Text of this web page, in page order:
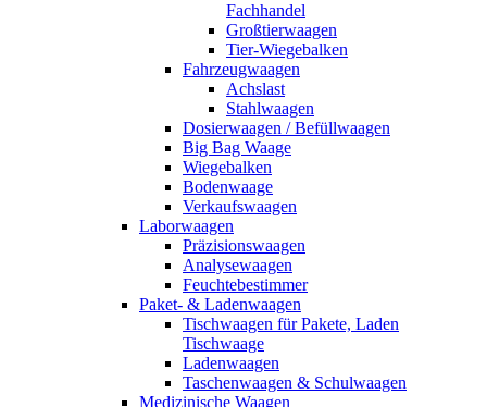
Fachhandel
Großtierwaagen
Tier-Wiegebalken
Fahrzeugwaagen
Achslast
Stahlwaagen
Dosierwaagen / Befüllwaagen
Big Bag Waage
Wiegebalken
Bodenwaage
Verkaufswaagen
Laborwaagen
Präzisionswaagen
Analysewaagen
Feuchtebestimmer
Paket- & Ladenwaagen
Tischwaagen für Pakete, Laden
Tischwaage
Ladenwaagen
Taschenwaagen & Schulwaagen
Medizinische Waagen